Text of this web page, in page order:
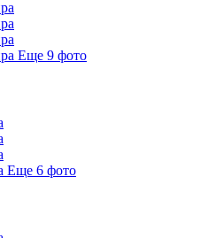
Еще 9 фото
Еще 6 фото